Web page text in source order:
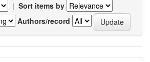
| Sort items by
Authors/record